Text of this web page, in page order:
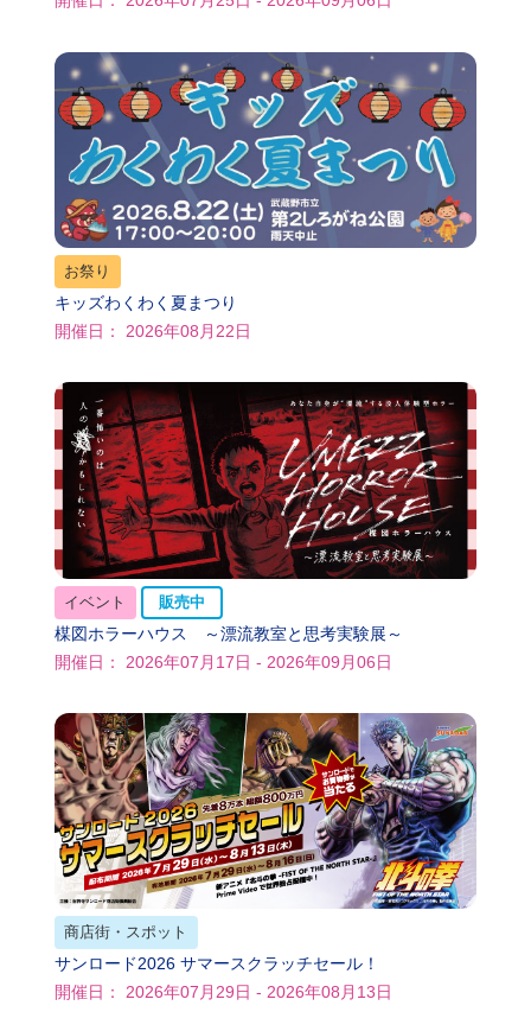
お祭り
キッズわくわく夏まつり
開催日： 2026年08月22日
イベント 販売中
楳図ホラーハウス ～漂流教室と思考実験展～
開催日： 2026年07月17日 - 2026年09月06日
商店街・スポット
サンロード2026 サマースクラッチセール！
開催日： 2026年07月29日 - 2026年08月13日